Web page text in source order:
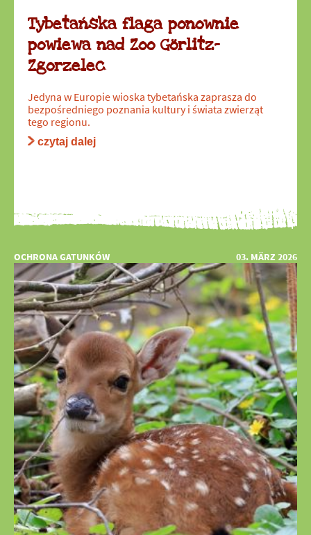
Tybetańska flaga ponownie
powiewa nad Zoo Görlitz-
Zgorzelec
Jedyna w Europie wioska tybetańska zaprasza do
bezpośredniego poznania kultury i świata zwierząt
tego regionu.
czytaj dalej
OCHRONA GATUNKÓW 03. MÄRZ 2026